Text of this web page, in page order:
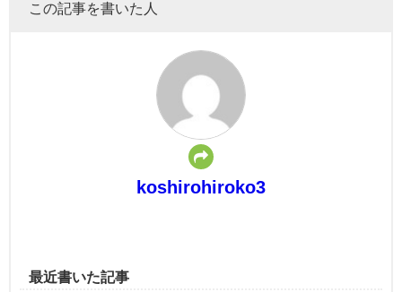
この記事を書いた人
koshirohiroko3
最近書いた記事